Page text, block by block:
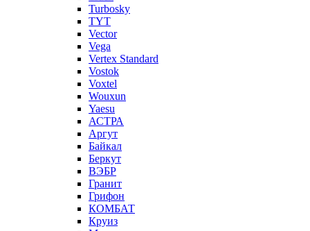
Turbosky
TYT
Vector
Vega
Vertex Standard
Vostok
Voxtel
Wouxun
Yaesu
АСТРА
Аргут
Байкал
Беркут
ВЭБР
Гранит
Грифон
КОМБАТ
Круиз